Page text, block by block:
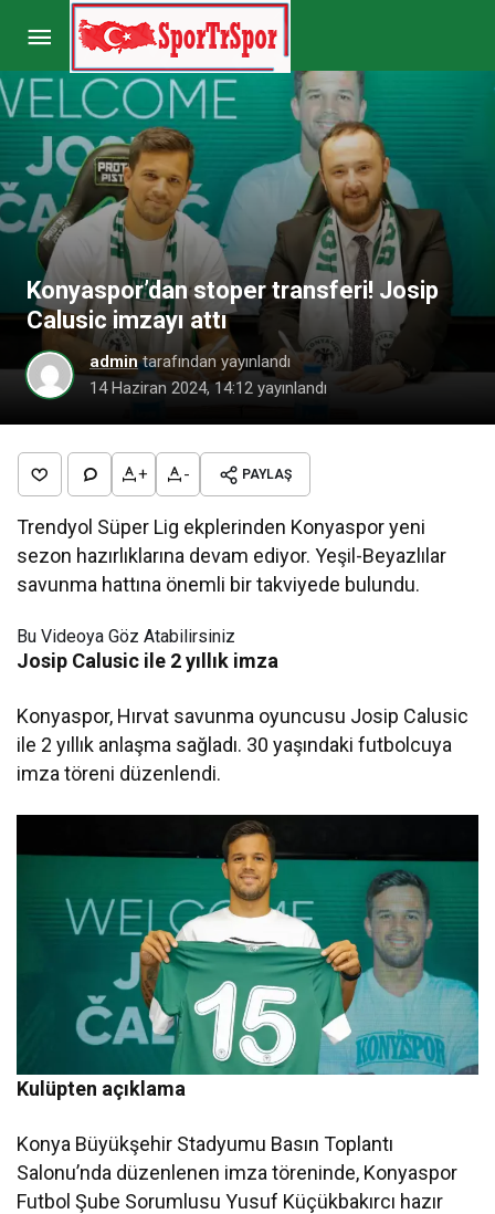
Konyaspor’dan stoper transferi! Josip
Calusic imzayı attı
admintarafından yayınlandı
14 Haziran 2024, 14:12 yayınlandı
+ - PAYLAŞ
Trendyol Süper Lig ekplerinden Konyaspor yeni
sezon hazırlıklarına devam ediyor. Yeşil-Beyazlılar
savunma hattına önemli bir takviyede bulundu.
Bu Videoya Göz Atabilirsiniz
Josip Calusic ile 2 yıllık imza
Konyaspor, Hırvat savunma oyuncusu Josip Calusic
ile 2 yıllık anlaşma sağladı. 30 yaşındaki futbolcuya
imza töreni düzenlendi.
Kulüpten açıklama
Konya Büyükşehir Stadyumu Basın Toplantı
Salonu’nda düzenlenen imza töreninde, Konyaspor
Futbol Şube Sorumlusu Yusuf Küçükbakırcı hazır
Zenit Başkanı’ndan Gedson Fernandes
açıklaması!
Yorum Yap Paylaş